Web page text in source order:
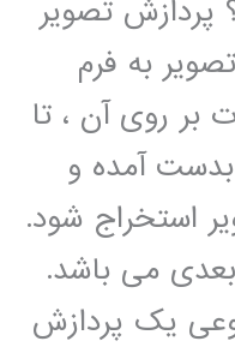
تصویر
به فرم
بر روی آن ، تا
بدست آمده و
استخراج شود.
می باشد.
یک پردازش